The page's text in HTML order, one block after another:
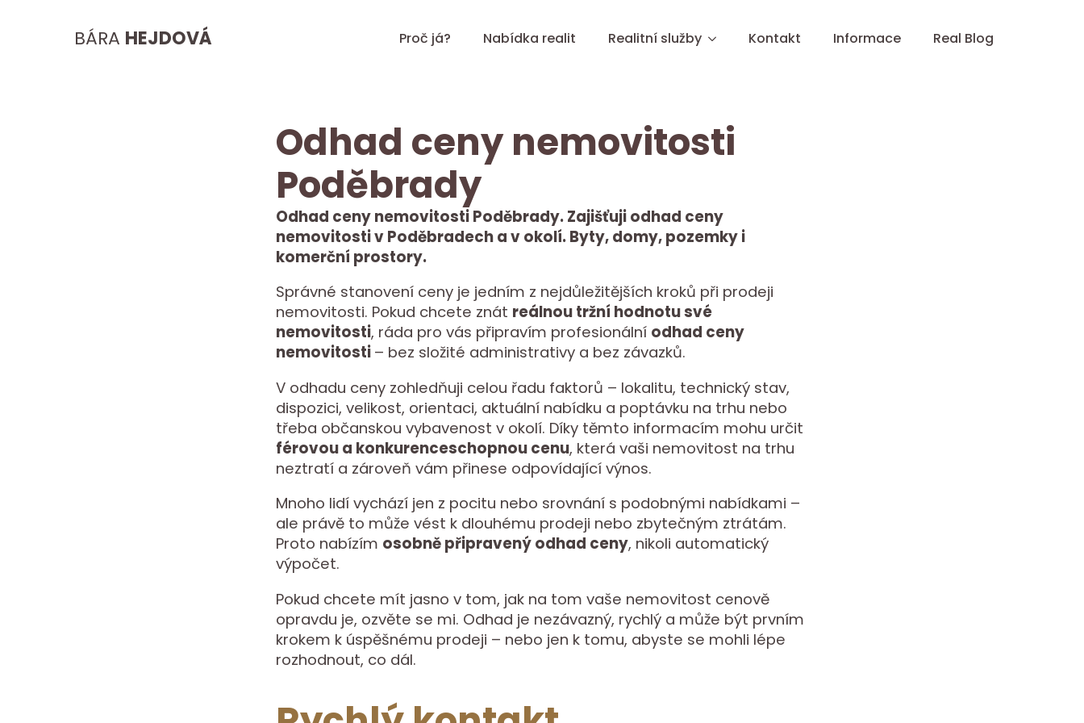
BÁRA HEJDOVÁ Proč já? Nabídka realit Realitní služby Kontakt Informace Real Blog
Odhad ceny nemovitosti
Poděbrady
Odhad ceny nemovitosti Poděbrady. Zajišťuji odhad ceny
nemovitosti v Poděbradech a v okolí. Byty, domy, pozemky i
komerční prostory.
Správné stanovení ceny je jedním z nejdůležitějších kroků při prodeji
nemovitosti. Pokud chcete znát reálnou tržní hodnotu své
nemovitosti, ráda pro vás připravím profesionální odhad ceny
nemovitosti – bez složité administrativy a bez závazků.
V odhadu ceny zohledňuji celou řadu faktorů – lokalitu, technický stav,
dispozici, velikost, orientaci, aktuální nabídku a poptávku na trhu nebo
třeba občanskou vybavenost v okolí. Díky těmto informacím mohu určit
férovou a konkurenceschopnou cenu, která vaši nemovitost na trhu
neztratí a zároveň vám přinese odpovídající výnos.
Mnoho lidí vychází jen z pocitu nebo srovnání s podobnými nabídkami –
ale právě to může vést k dlouhému prodeji nebo zbytečným ztrátám.
Proto nabízím osobně připravený odhad ceny, nikoli automatický
výpočet.
Pokud chcete mít jasno v tom, jak na tom vaše nemovitost cenově
opravdu je, ozvěte se mi. Odhad je nezávazný, rychlý a může být prvním
krokem k úspěšnému prodeji – nebo jen k tomu, abyste se mohli lépe
rozhodnout, co dál.